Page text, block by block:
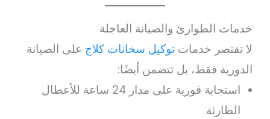
خدمات الطوارئ والصيانة العاجلة
لا تقتصر خدماتتوكيل سخانات كلاج على الصيانة
الدورية فقط، بل تتضمن أيضًا:
استجابة فورية على مدار 24 ساعة للأعطال
الطارئة.